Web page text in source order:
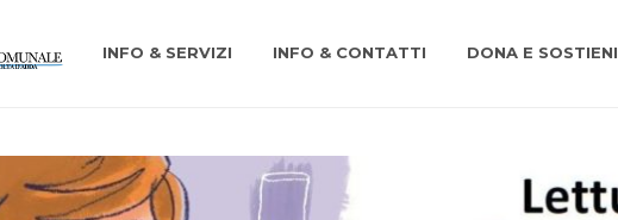
INFO & SERVIZI INFO & CONTATTI DONA E SOSTIENI